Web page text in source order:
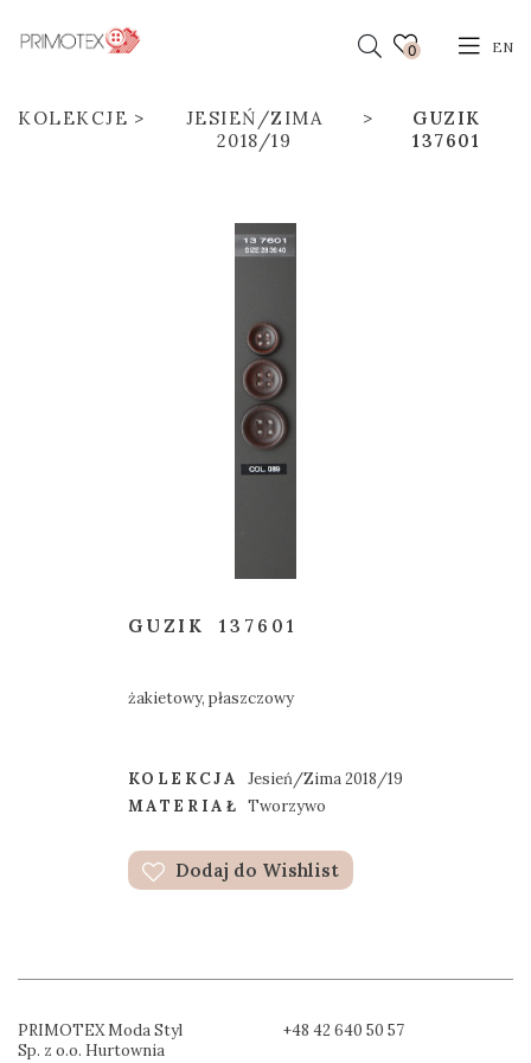
0 EN
KOLEKCJE
JESIEŃ/ZIMA
2018/19
GUZIK
137601
GUZIK 137601
żakietowy, płaszczowy
KOLEKCJA
Jesień/Zima 2018/19
MATERIAŁ Tworzywo
Dodaj do Wishlist
PRIMOTEX Moda Styl
Sp. z o.o. Hurtownia
+48 42 640 50 57